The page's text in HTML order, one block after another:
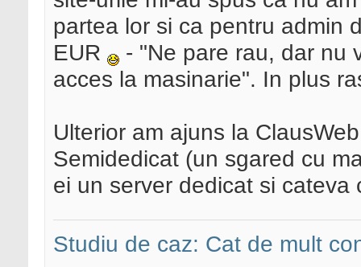
partea lor si ca pentru admin
EUR
- "Ne pare rau, dar nu
acces la masinarie". In plus
Ulterior am ajuns la
Semidedicat (un sgared cu
ei un server dedicat si
Studiu de caz: Cat de mult